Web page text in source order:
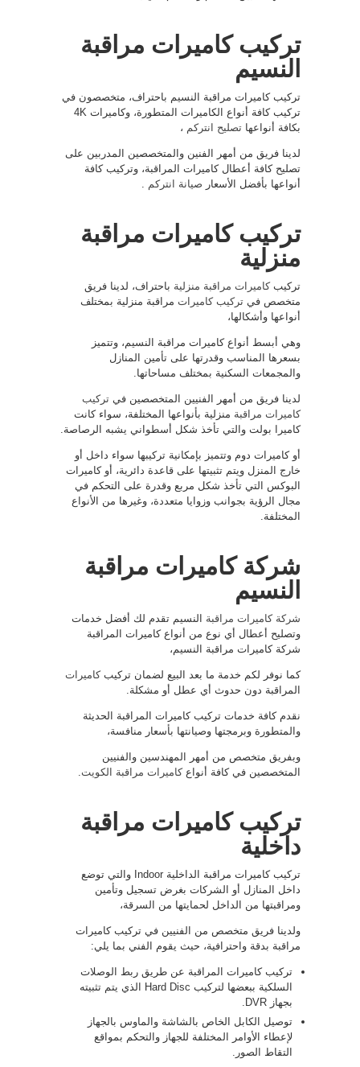
تركيب كاميرات مراقبة
النسيم
تركيب كاميرات مراقبة النسيم باحتراف، متخصصون في
تركيب كافة أنواع الكاميرات المتطورة، وكاميرات 4K
بكافة أنواعها تصليح انتركم ،
لدينا فريق من أمهر الفنين والمتخصصين المدربين على
تصليح كافة أعطال كاميرات المراقبة، وتركيب كافة
أنواعها بأفضل الأسعار صيانة انتركم
تركيب كاميرات مراقبة
منزلية
تركيبكاميرات مراقبة منزلية باحتراف، لدينا فريق
متخصص في تركيب كاميرات مراقبة منزلية بمختلف
أنواعها وأشكالها،
وهي أبسط أنواع كاميرات مراقبة النسيم، وتتميز
بسعرها المناسب وقدرتها على تأمين المنازل
والمجمعات السكنية بمختلف مساحاتها.
لدينا فريق من أمهر الفنيين المتخصصين في تركيب
كاميرات مراقبة منزلية بأنواعها المختلفة، سواء كانت
كاميرا بولت والتي تأخذ شكل أسطواني يشبه الرصاصة.
أو كاميرات دوم وتتميز بإمكانية تركيبها سواء داخل أو
خارج المنزل ويتم تثبيتها على قاعدة دائرية، أو كاميرات
البوكس التي تأخذ شكل مربع وقدرة على التحكم في
مجال الرؤية بجوانب وزوايا متعددة، وغيرها من الأنواع
المختلفة.
شركة كاميرات مراقبة
النسيم
شركة كاميرات مراقبة النسيم تقدم لك أفضل خدمات
وتصليح أعطال أي نوع من أنواع كاميرات المراقبة
شركة كاميرات مراقبة النسيم،
كما نوفر لكم خدمة ما بعد البيع لضمان تركيبكاميرات
المراقبة دون حدوث أي عطل أو مشكلة.
نقدم كافة خدمات تركيب كاميرات المراقبة الحديثة
والمتطورة وبرمجتها وصيانتها بأسعار منافسة،
وبفريق متخصص من أمهر المهندسين والفنيين
المتخصصين في كافة أنواعكاميرات مراقبة الكويت
تركيب كاميرات مراقبة
داخلية
تركيب كاميرات مراقبة الداخلية Indoor والتي توضع
داخل المنازل أو الشركات بغرض تسجيل وتأمين
ومراقبتها من الداخل لحمايتها من السرقة،
ولدينا فريق متخصص من الفنيين في تركيب كاميرات
مراقبة بدقة واحترافية، حيث يقوم الفني بما يلي:
تركيب كاميرات المراقبة عن طريق ربط الوصلات
السلكية ببعضها لتركيب Hard Disc الذي يتم تثبيته
بجهاز DVR.
توصيل الكابل الخاص بالشاشة والماوس بالجهاز
لإعطاء الأوامر المختلفة للجهاز والتحكم بمواقع
التقاط الصور.